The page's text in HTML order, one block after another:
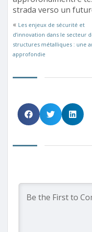
strada verso un
« Les enjeux de sécurité et
d’innovation dans le secteur
structures métalliques : une
approfondie